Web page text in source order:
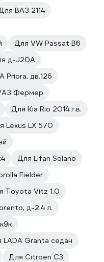
ВАЗ 2114
Для VW Passat B6
д-J20A
Priora, дв.126
Фермер
Для Kia Rio 2014 г.в.
Lexus LX 570
Для Lifan Solano
Fielder
Toyota Vitz 1.0
д-2.4 л.
LADA Granta седан
Для Citroen C3